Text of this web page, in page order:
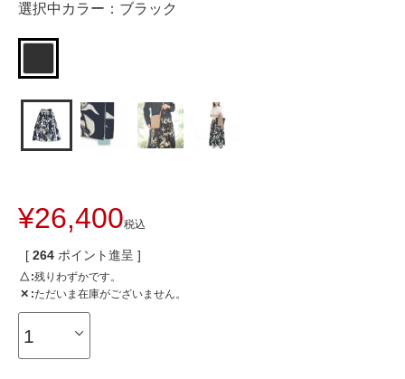
選択中カラー： ブラック
¥26,400税込
[ 264 ポイント進呈 ]
△ 残りわずかです。
✕ ただいま在庫がございません。